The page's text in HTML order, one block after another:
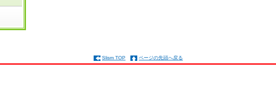
Slism TOP ページの先頭へ戻る